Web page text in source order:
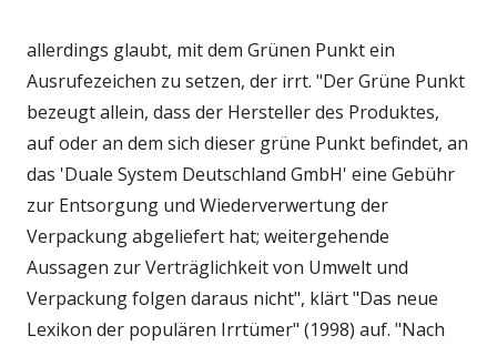
allerdings glaubt, mit dem Grünen Punkt ein
Ausrufezeichen zu setzen, der irrt. "Der Grüne Punkt
bezeugt allein, dass der Hersteller des Produktes,
auf oder an dem sich dieser grüne Punkt befindet, an
das 'Duale System Deutschland GmbH' eine Gebühr
zur Entsorgung und Wiederverwertung der
Verpackung abgeliefert hat; weitergehende
Aussagen zur Verträglichkeit von Umwelt und
Verpackung folgen daraus nicht", klärt "Das neue
Lexikon der populären Irrtümer" (1998) auf. "Nach